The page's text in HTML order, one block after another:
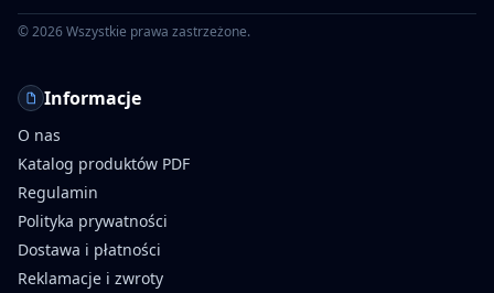
©2026Wszystkie prawa zastrzeżone.
Informacje
O nas
Katalog produktów PDF
Regulamin
Polityka prywatności
Dostawa i płatności
Reklamacje i zwroty